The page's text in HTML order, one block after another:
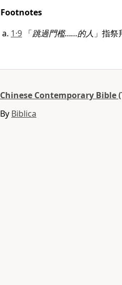
Footnotes
1·9 「跳過門檻……的人 」指
Chinese Contemporary Bible
By Biblica